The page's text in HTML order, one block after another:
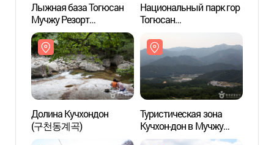
Лыжная база Тогюсан
Мучжу Резорт
(무주덕유산리조트
스키장)
Национальный парк гор
Тогюсан
Долина Кучхондон
(구천동계곡)
Туристическая зона
Кучхон-дон в Мучжу
(무주 구천동 관광특구)